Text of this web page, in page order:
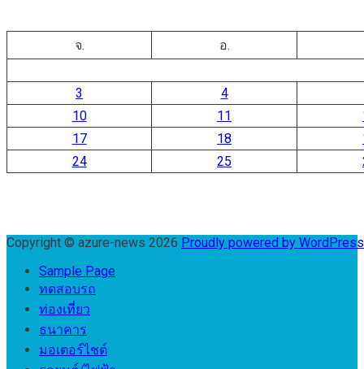
จ. อ.
3
4
10
11
17
18
24
25
Copyright © azure-news 2026 Proudly powered by
Sample Page
ทดสอบรถ
ท่องเที่ยว
ธนาคาร
มอเตอร์ไชต์